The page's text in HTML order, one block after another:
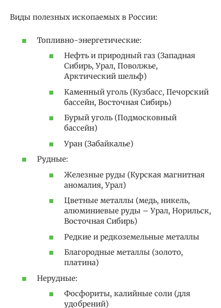
Виды полезных ископаемых в России:
Топливно-энергетические:
Нефть и природный газ (Западная
Сибирь, Урал, Поволжье,
Арктический шельф)
Каменный уголь (Кузбасс, Печорский
бассейн, Восточная Сибирь)
Бурый уголь (Подмосковный
бассейн)
Уран (Забайкалье)
Рудные:
Железные руды (Курская магнитная
аномалия, Урал)
Цветные металлы (медь, никель,
алюминиевые руды – Урал, Норильск,
Восточная Сибирь)
Редкие и редкоземельные металлы
Благородные металлы (золото,
платина)
Нерудные:
Фосфориты, калийные соли (для
удобрений)